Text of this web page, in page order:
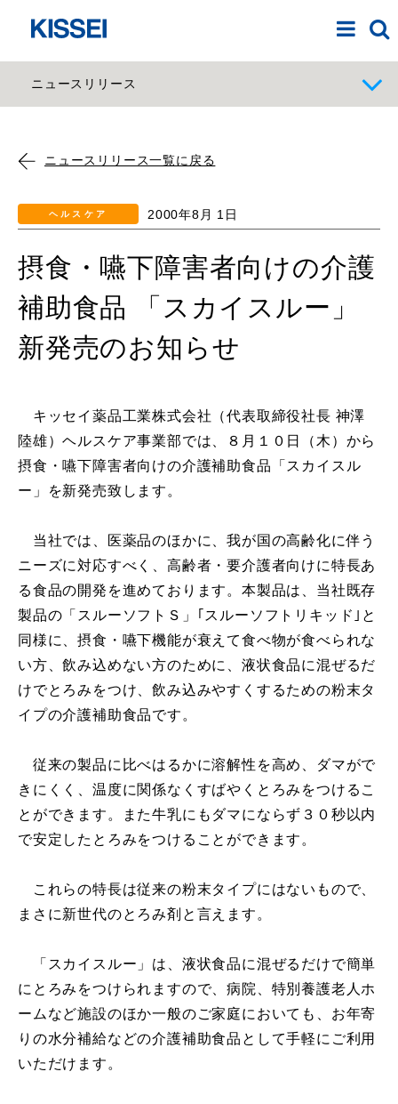
ニュースリリース
ニュースリリース一覧に戻る
ヘルスケア 2000年8月 1日
摂食・嚥下障害者向けの介護
補助食品 「スカイスルー」
新発売のお知らせ
キッセイ薬品工業株式会社（代表取締役社長 神澤
陸雄）ヘルスケア事業部では、８月１０日（木）から
摂食・嚥下障害者向けの介護補助食品「スカイスル
ー」を新発売致します。
当社では、医薬品のほかに、我が国の高齢化に伴う
ニーズに対応すべく、高齢者・要介護者向けに特長あ
る食品の開発を進めております。本製品は、当社既存
製品の「スルーソフトＳ」｢スルーソフトリキッド｣と
同様に、摂食・嚥下機能が衰えて食べ物が食べられな
い方、飲み込めない方のために、液状食品に混ぜるだ
けでとろみをつけ、飲み込みやすくするための粉末タ
イプの介護補助食品です。
従来の製品に比べはるかに溶解性を高め、ダマがで
きにくく、温度に関係なくすばやくとろみをつけるこ
とができます。また牛乳にもダマにならず３０秒以内
で安定したとろみをつけることができます。
これらの特長は従来の粉末タイプにはないもので、
まさに新世代のとろみ剤と言えます。
「スカイスルー」は、液状食品に混ぜるだけで簡単
にとろみをつけられますので、病院、特別養護老人ホ
ームなど施設のほか一般のご家庭においても、お年寄
りの水分補給などの介護補助食品として手軽にご利用
いただけます。